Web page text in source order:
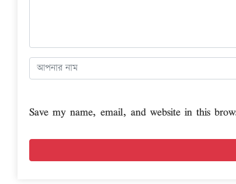
Save my name, email, and website in this